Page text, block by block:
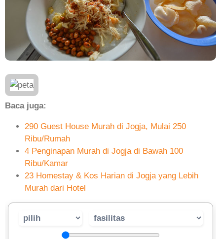
Baca juga:
290 Guest House Murah di Jogja, Mulai 250
Ribu/Rumah
4 Penginapan Murah di Jogja di Bawah 100
Ribu/Kamar
23 Homestay & Kos Harian di Jogja yang Lebih
Murah dari Hotel